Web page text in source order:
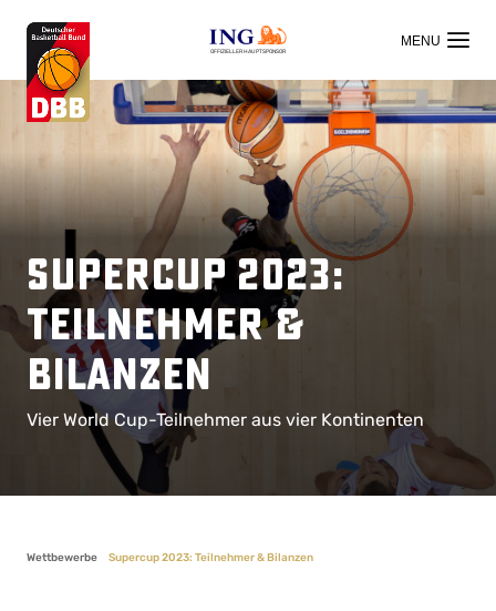
OFFIZIELLER HAUPTSPONSOR
Supercup 2023:
Teilnehmer &
Bilanzen
Vier World Cup-Teilnehmer aus vier Kontinenten
Wettbewerbe Supercup 2023: Teilnehmer & Bilanzen